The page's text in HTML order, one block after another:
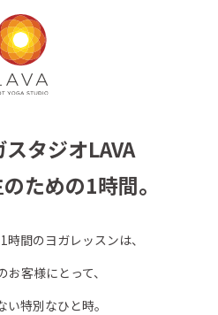
タジオLAVA
ための1時間。
間のヨガレッスンは、
客様にとって、
い特別なひと時。